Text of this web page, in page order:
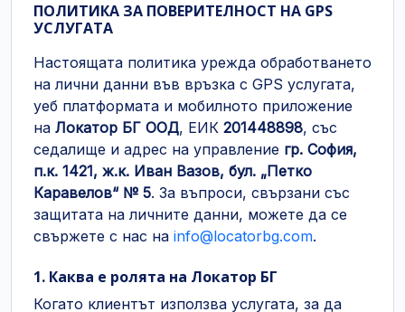
ПОЛИТИКА ЗА ПОВЕРИТЕЛНОСТ НА GPS
УСЛУГАТА
Настоящата политика урежда обработването
на лични данни във връзка с GPS услугата,
уеб платформата и мобилното приложение
на Локатор БГ ООД, ЕИК 201448898, със
седалище и адрес на управление гр. София,
п.к. 1421, ж.к. Иван Вазов, бул. „Петко
Каравелов“ № 5. За въпроси, свързани със
защитата на личните данни, можете да се
свържете с нас на info@locatorbg.com.
1. Каква е ролята на Локатор БГ
Когато клиентът използва услугата, за да